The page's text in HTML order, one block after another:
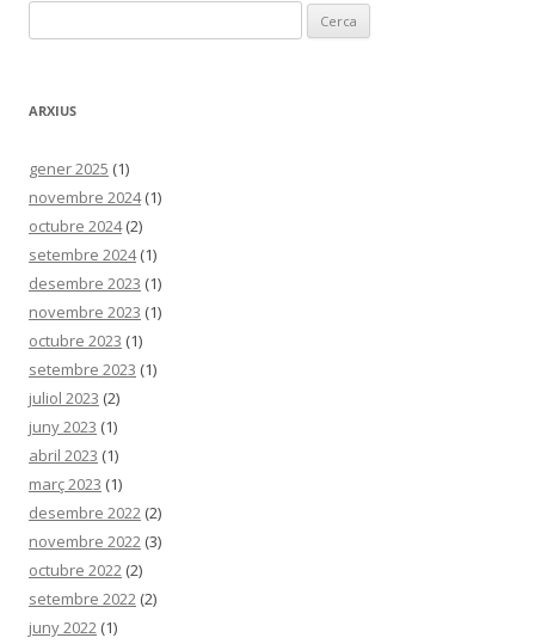
ARXIUS
gener 2025 (1)
novembre 2024(1)
octubre 2024(2)
setembre 2024(1)
desembre 2023 (1)
novembre 2023 (1)
octubre 2023 (1)
setembre 2023 (1)
juliol 2023 (2)
juny 2023 (1)
abril 2023 (1)
març 2023 (1)
desembre 2022 (2)
novembre 2022 (3)
octubre 2022 (2)
setembre 2022 (2)
juny 2022 (1)